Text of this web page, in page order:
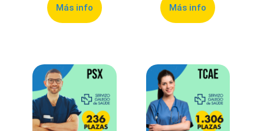
Más info Más info